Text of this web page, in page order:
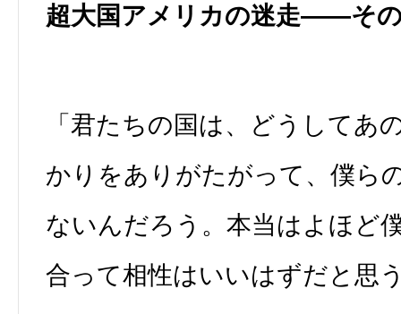
超大国アメリカの迷走――そ
「君たちの国は、どうしてあ
かりをありがたがって、僕ら
ないんだろう。本当はよほど
合って相性はいいはずだと思